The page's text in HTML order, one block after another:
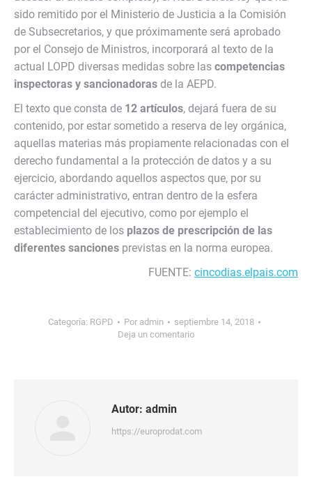
sido remitido por el Ministerio de Justicia a la Comisión
de Subsecretarios, y que próximamente será aprobado
por el Consejo de Ministros, incorporará al texto de la
actual LOPD diversas medidas sobre las competencias
inspectoras y sancionadoras de la AEPD.
El texto que consta de 12 artículos, dejará fuera de su
contenido, por estar sometido a reserva de ley orgánica,
aquellas materias más propiamente relacionadas con el
derecho fundamental a la protección de datos y a su
ejercicio, abordando aquellos aspectos que, por su
carácter administrativo, entran dentro de la esfera
competencial del ejecutivo, como por ejemplo el
establecimiento de los plazos de prescripción de las
diferentes sanciones previstas en la norma europea.
FUENTE: cincodias.elpais.com
Categoría: RGPD Por admin
septiembre 14, 2018
Deja un comentario
Autor: admin
https://europrodat.com